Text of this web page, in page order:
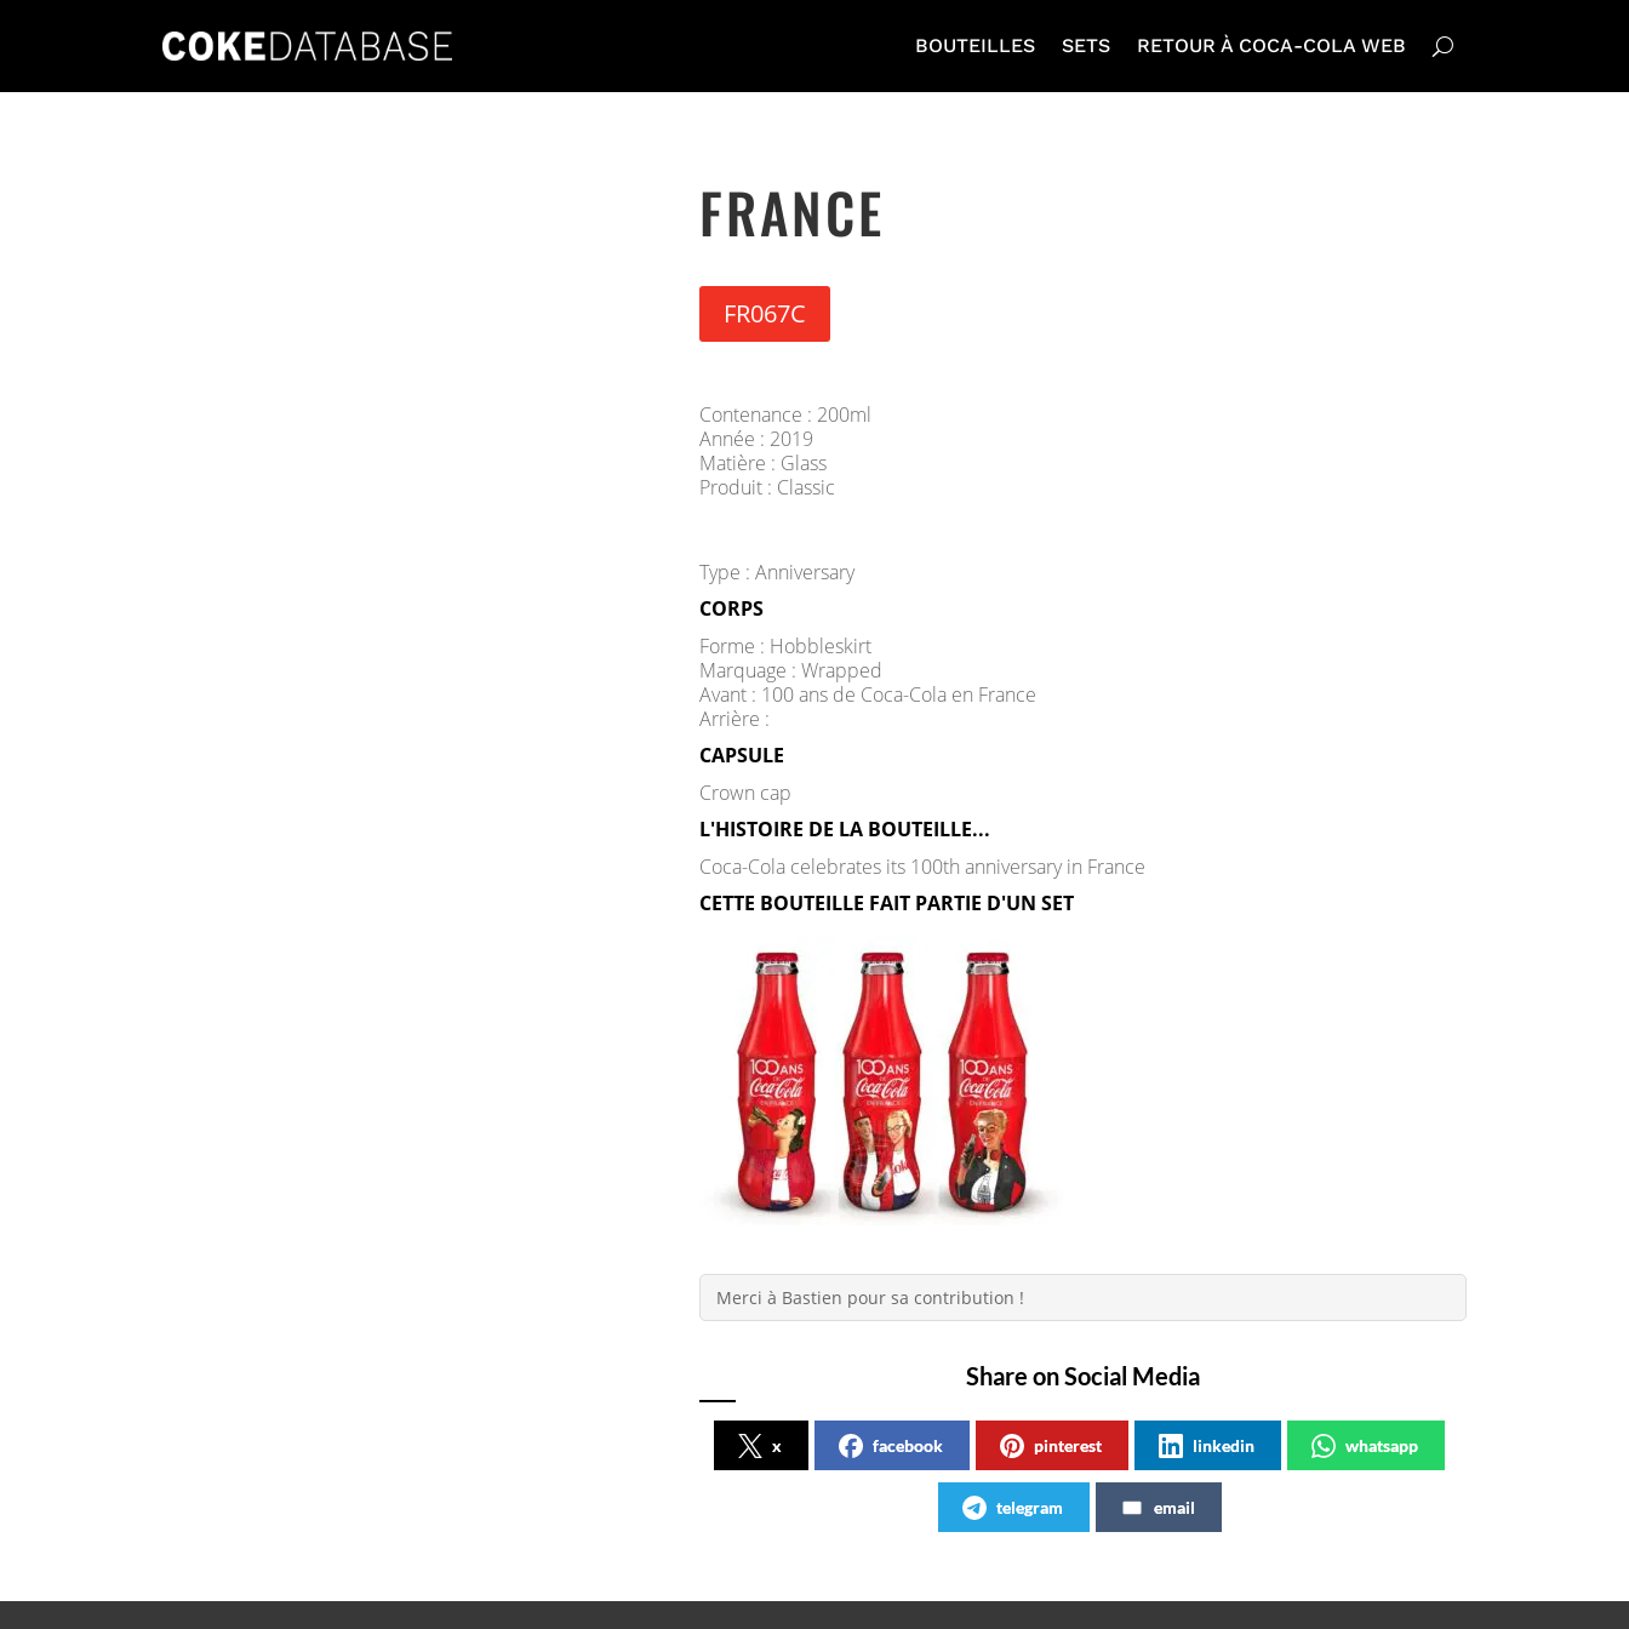
BOUTEILLES SETS RETOUR À COCA-COLA WEB
FRANCE
FR067C
Contenance : 200ml
Année : 2019
Matière : Glass
Produit : Classic
Type : Anniversary
CORPS
Forme : Hobbleskirt
Marquage : Wrapped
Avant : 100 ans de Coca-Cola en France
Arrière :
CAPSULE
Crown cap
L'HISTOIRE DE LA BOUTEILLE...
Coca-Cola celebrates its 100th anniversary in France
CETTE BOUTEILLE FAIT PARTIE D'UN SET
Merci à Bastien pour sa contribution !
Share on Social Media
x facebook pinterest linkedin whatsapp
telegram email